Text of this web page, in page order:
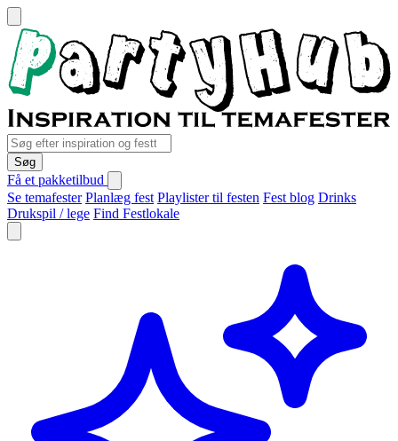
Søg
Få et pakketilbud
Se temafester Planlæg fest Playlister til festen Fest blog Drinks
Drukspil / lege Find Festlokale